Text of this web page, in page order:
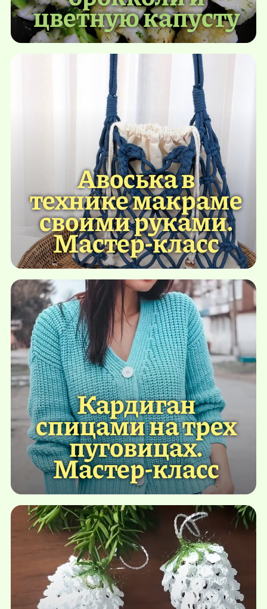
цветную капусту
Авоська в
технике макраме
своими руками.
Мастер-класс
Кардиган
спицами на трех
пуговицах.
Мастер-класс